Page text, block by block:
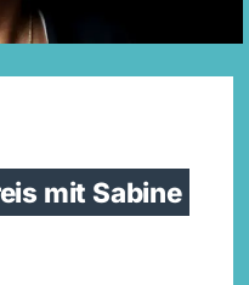
mit Sabine